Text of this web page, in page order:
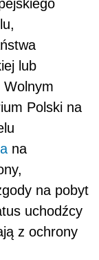
lub
Wolnym
Polski na
na
na pobyt
uchodźcy
z ochrony